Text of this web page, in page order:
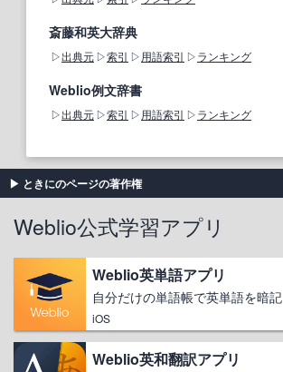
斎藤和英大辞典
出典元 索引 用語索引 ランキング
Weblio例文辞書
出典元 索引 用語索引 ランキング
ときにのページの著作権
Weblio公式学習アプリ
Weblio英単語アプリ
自分だけの単語帳で英単語を暗記
iOS
Weblio英和翻訳アプリ